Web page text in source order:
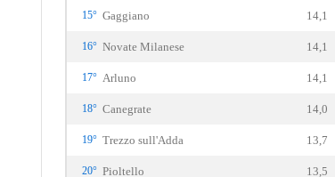
15° Gaggiano 14,1
16° Novate Milanese 14,1
17° Arluno 14,1
18° Canegrate 14,0
19° Trezzo sull'Adda 13,7
20° Pioltello 13,5